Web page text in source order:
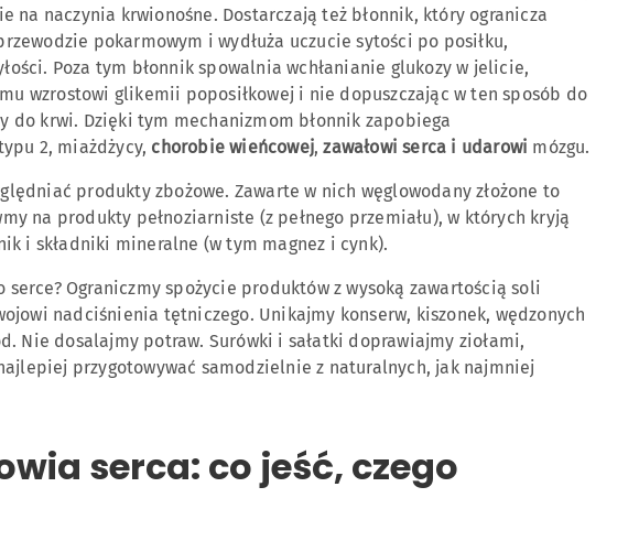
na naczynia krwionośne. Dostarczają też błonnik, który ogranicza
pokarmowym i wydłuża uczucie sytości po posiłku,
Poza tym błonnik spowalnia wchłanianie glukozy w jelicie,
wzrostowi glikemii poposiłkowej i nie dopuszczając w ten sposób do
do krwi. Dzięki tym mechanizmom błonnik zapobiega
2, miażdżycy, chorobie wieńcowej,zawałowi serca i udarowi mózgu.
produkty zbożowe. Zawarte w nich węglowodany złożone to
na produkty pełnoziarniste (z pełnego przemiału), w których kryją
i składniki mineralne (w tym magnez i cynk).
serce? Ograniczmy spożycie produktów z wysoką zawartością soli
nadciśnienia tętniczego. Unikajmy konserw, kiszonek, wędzonych
Nie dosalajmy potraw. Surówki i sałatki doprawiajmy ziołami,
przygotowywać samodzielnie z naturalnych, jak najmniej
serca: co jeść, czego